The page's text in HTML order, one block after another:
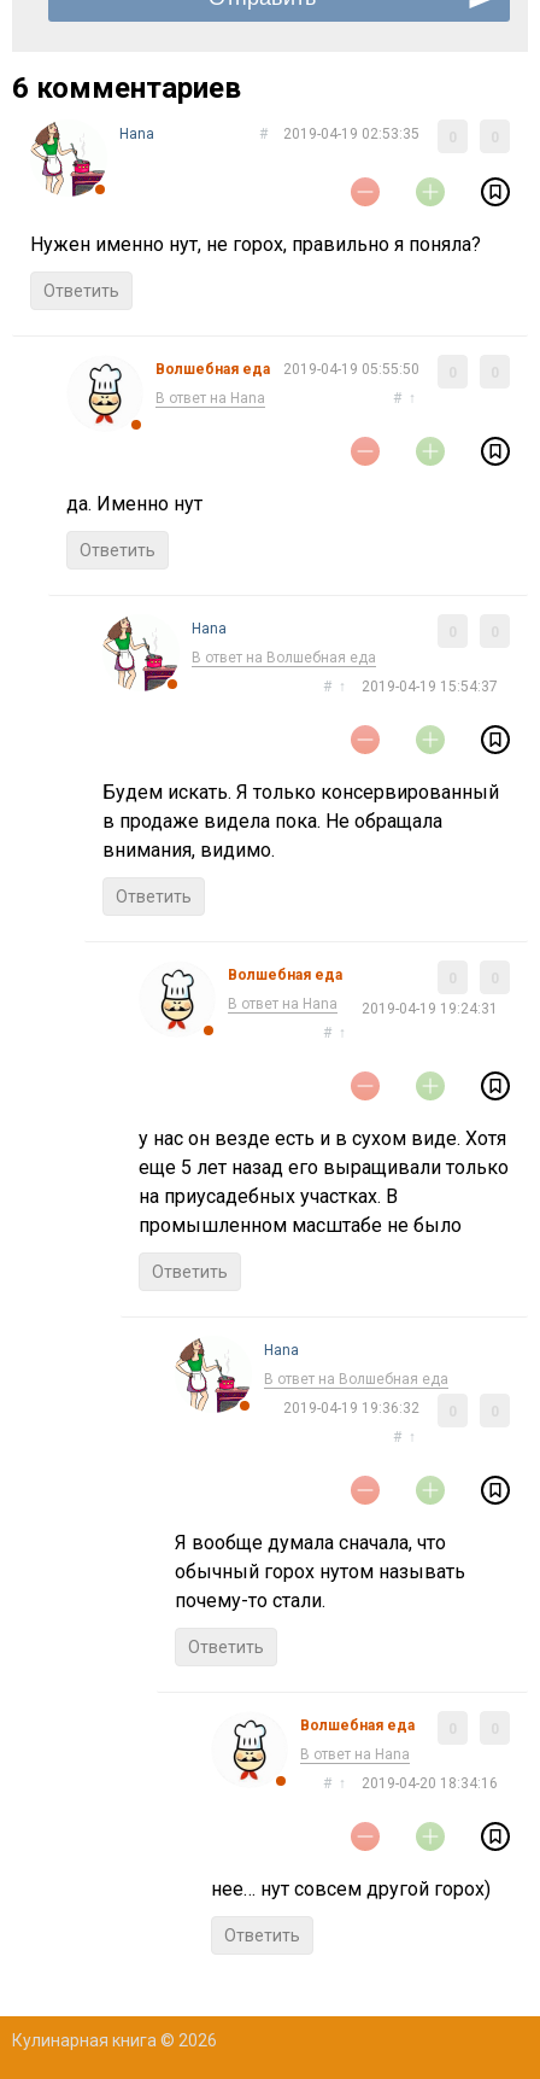
6 комментариев
Нana 2019-04-19 02:53:35
#
Нужен именно нут, не горох, правильно я поняла?
Ответить
Волшебная еда
В ответ на Нana
2019-04-19 05:55:50
# ↑
да. Именно нут
Ответить
Нana
В ответ на Волшебная еда
2019-04-19 15:54:37
# ↑
Будем искать. Я только консервированный
в продаже видела пока. Не обращала
внимания, видимо.
Ответить
Волшебная еда
В ответ на Нana
2019-04-19 19:24:31
# ↑
у нас он везде есть и в сухом виде. Хотя
еще 5 лет назад его выращивали только
на приусадебных участках. В
промышленном масштабе не было
Ответить
Нana
В ответ на Волшебная еда
2019-04-19 19:36:32
# ↑
Я вообще думала сначала, что
обычный горох нутом называть
почему-то стали.
Ответить
Волшебная еда
В ответ на Нana
2019-04-20 18:34:16
# ↑
нее… нут совсем другой горох)
Ответить
Кулинарная книга © 2026